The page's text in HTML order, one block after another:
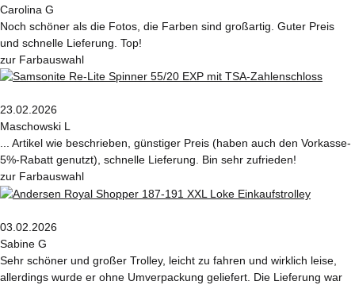
Carolina G
Noch schöner als die Fotos, die Farben sind großartig. Guter Preis
und schnelle Lieferung. Top!
zur Farbauswahl
23.02.2026
Maschowski L
... Artikel wie beschrieben, günstiger Preis (haben auch den Vorkasse-
5%-Rabatt genutzt), schnelle Lieferung. Bin sehr zufrieden!
zur Farbauswahl
03.02.2026
Sabine G
Sehr schöner und großer Trolley, leicht zu fahren und wirklich leise,
allerdings wurde er ohne Umverpackung geliefert. Die Lieferung war